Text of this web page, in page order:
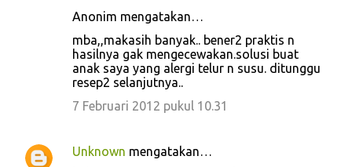
Anonim mengatakan…
mba,,makasih banyak.. bener2 praktis n
hasilnya gak mengecewakan.solusi buat
anak saya yang alergi telur n susu. ditunggu
resep2 selanjutnya..
7 Februari 2012 pukul 10.31
Unknown mengatakan…